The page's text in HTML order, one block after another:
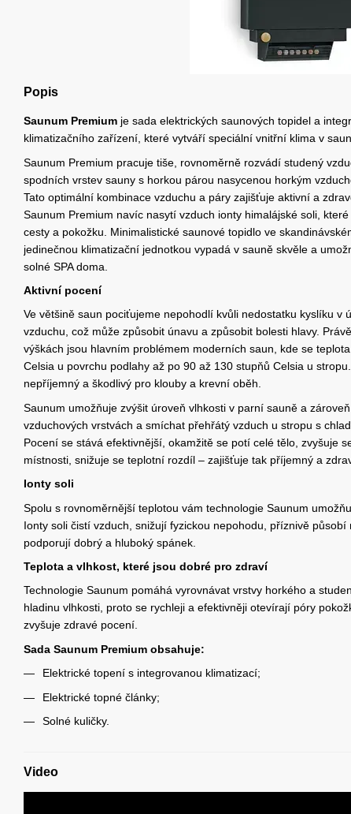
Popis
Saunum Premium je sada elektrických saunových topidel a
klimatizačního zařízení, které vytváří speciální vnitřní klima v
Saunum Premium pracuje tiše, rovnoměrně rozvádí studený
spodních vrstev sauny s horkou párou nasycenou horkým
Tato optimální kombinace vzduchu a páry zajišťuje aktivní a
Saunum Premium navíc nasytí vzduch ionty himalájské soli,
cesty a pokožku. Minimalistické saunové topidlo ve
jedinečnou klimatizační jednotkou vypadá v sauně skvěle a
solné SPA doma.
Aktivní pocení
Ve většině saun pociťujeme nepohodlí kvůli nedostatku kyslíku v
vzduchu, což může způsobit únavu a způsobit bolesti hlavy.
výškách jsou hlavním problémem moderních saun, kde se
Celsia u povrchu podlahy až po 90 až 130 stupňů Celsia u
nepříjemný a škodlivý pro klouby a krevní oběh.
Saunum umožňuje zvýšit úroveň vlhkosti v parní sauně a
vzduchových vrstvách a smíchat přehřátý vzduch u stropu s
Pocení se stává efektivnější, okamžitě se potí celé tělo, zvyšuje
místnosti, snižuje se teplotní rozdíl – zajišťuje tak příjemný a
Ionty soli
Spolu s rovnoměrnější teplotou vám technologie Saunum
Ionty soli čistí vzduch, snižují fyzickou nepohodu, příznivě
podporují dobrý a hluboký spánek.
Teplota a vlhkost, které jsou dobré pro zdraví
Technologie Saunum pomáhá vyrovnávat vrstvy horkého a
hladinu vlhkosti, proto se rychleji a efektivněji otevírají póry
zvyšuje zdravé pocení.
Sada Saunum Premium obsahuje:
Elektrické topení s integrovanou klimatizací;
Elektrické topné články;
Solné kuličky.
Video